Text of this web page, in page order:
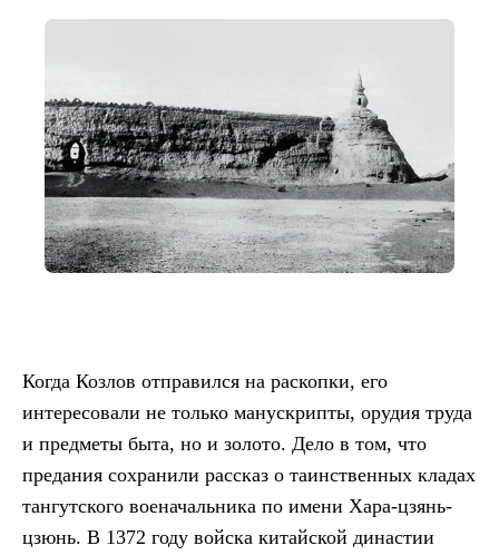
Когда Козлов отправился на раскопки, его
интересовали не только манускрипты, орудия труда
и предметы быта, но и золото. Дело в том, что
предания сохранили рассказ о таинственных кладах
тангутского военачальника по имени Хара-цзянь-
цзюнь. В 1372 году войска китайской династии